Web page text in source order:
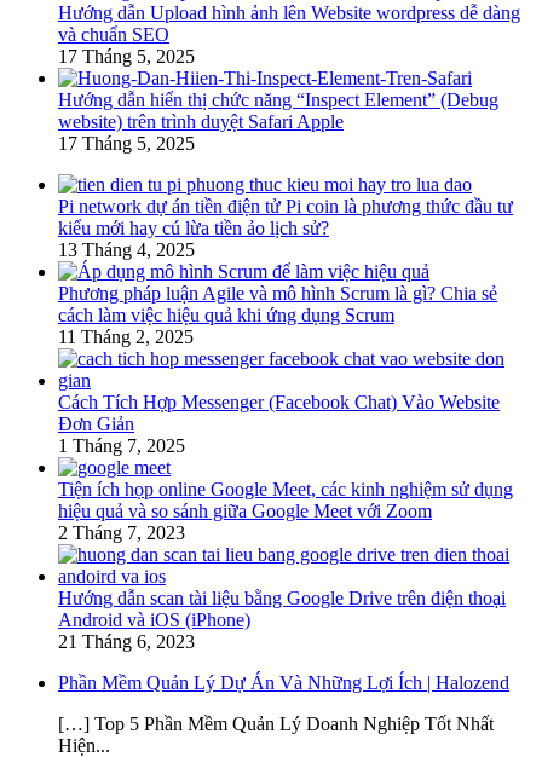
Hướng dẫn Upload hình ảnh lên Website wordpress dễ dàng
và chuẩn SEO
17 Tháng 5, 2025
Hướng dẫn hiển thị chức năng “Inspect Element” (Debug
website) trên trình duyệt Safari Apple
17 Tháng 5, 2025
Pi network dự án tiền điện tử Pi coin là phương thức đầu tư
kiểu mới hay cú lừa tiền ảo lịch sử?
13 Tháng 4, 2025
Phương pháp luận Agile và mô hình Scrum là gì? Chia sẻ
cách làm việc hiệu quả khi ứng dụng Scrum
11 Tháng 2, 2025
Cách Tích Hợp Messenger (Facebook Chat) Vào Website
Đơn Giản
1 Tháng 7, 2025
Tiện ích họp online Google Meet, các kinh nghiệm sử dụng
hiệu quả và so sánh giữa Google Meet với Zoom
2 Tháng 7, 2023
Hướng dẫn scan tài liệu bằng Google Drive trên điện thoại
Android và iOS (iPhone)
21 Tháng 6, 2023
Phần Mềm Quản Lý Dự Án Và Những Lợi Ích | Halozend
[…] Top 5 Phần Mềm Quản Lý Doanh Nghiệp Tốt Nhất
Hiện...